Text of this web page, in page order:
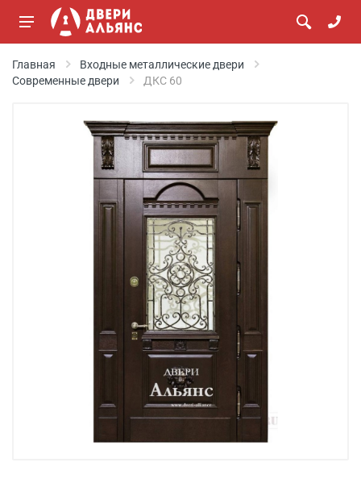
Главная
Входные металлические двери
Современные двери
ДКС 60